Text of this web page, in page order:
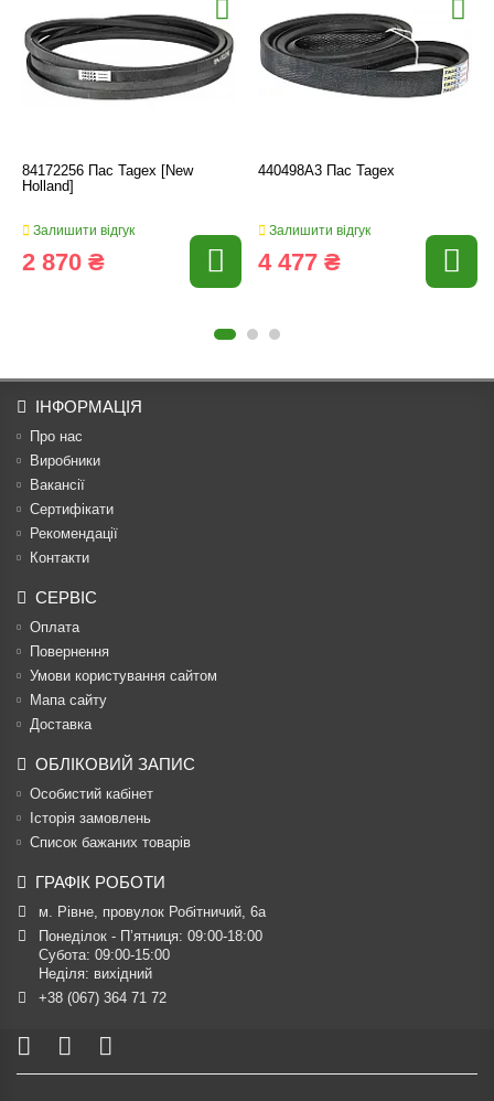
84172256 Пас Tagex [New
Holland]
Залишити відгук
2 870 ₴
440498A3 Пас Tagex
Залишити відгук
4 477 ₴
ІНФОРМАЦІЯ
Про нас
Виробники
Вакансії
Сертифікати
Рекомендації
Контакти
СЕРВІС
Оплата
Повернення
Умови користування сайтом
Мапа сайту
Доставка
ОБЛІКОВИЙ ЗАПИС
Особистий кабінет
Історія замовлень
Список бажаних товарів
ГРАФІК РОБОТИ
м. Рівне, провулок Робітничий, 6а
Понеділок - П’ятниця: 09:00-18:00
Субота: 09:00-15:00
Неділя: вихідний
+38 (067) 364 71 72